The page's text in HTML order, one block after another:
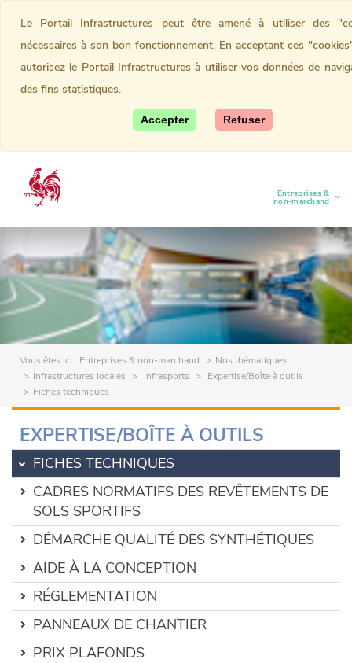
Entreprises &
non-marchand
(current)
Vous êtes ici : Entreprises & non-marchand
Nos thématiques
Infrastructures locales
Infrasports
Expertise/Boîte à outils
Fiches techniques
EXPERTISE/BOÎTE À OUTILS
FICHES TECHNIQUES
CADRES NORMATIFS DES REVÊTEMENTS DE
SOLS SPORTIFS
DÉMARCHE QUALITÉ DES SYNTHÉTIQUES
AIDE À LA CONCEPTION
RÉGLEMENTATION
PANNEAUX DE CHANTIER
PRIX PLAFONDS
Le Portail Infrastructures peut être amené à utiliser des
nécessaires à son bon fonctionnement. En acceptant ces
autorisez le Portail Infrastructures à utiliser vos données de
des fins statistiques.
Accepter Refuser